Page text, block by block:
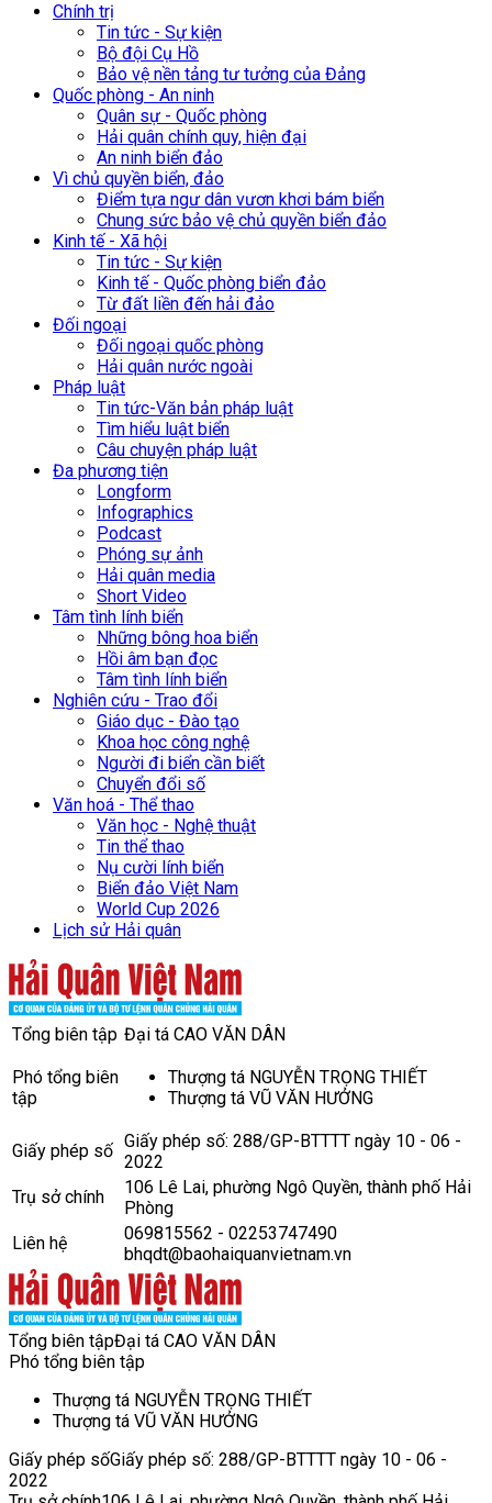
Chính trị
Tin tức - Sự kiện
Bộ đội Cụ Hồ
Bảo vệ nền tảng tư tưởng của Đảng
Quốc phòng - An ninh
Quân sự - Quốc phòng
Hải quân chính quy, hiện đại
An ninh biển đảo
Vì chủ quyền biển, đảo
Điểm tựa ngư dân vươn khơi bám biển
Chung sức bảo vệ chủ quyền biển đảo
Kinh tế - Xã hội
Tin tức - Sự kiện
Kinh tế - Quốc phòng biển đảo
Từ đất liền đến hải đảo
Đối ngoại
Đối ngoại quốc phòng
Hải quân nước ngoài
Pháp luật
Tin tức-Văn bản pháp luật
Tìm hiểu luật biển
Câu chuyện pháp luật
Đa phương tiện
Longform
Infographics
Podcast
Phóng sự ảnh
Hải quân media
Short Video
Tâm tình lính biển
Những bông hoa biển
Hồi âm bạn đọc
Tâm tình lính biển
Nghiên cứu - Trao đổi
Giáo dục - Đào tạo
Khoa học công nghệ
Người đi biển cần biết
Chuyển đổi số
Văn hoá - Thể thao
Văn học - Nghệ thuật
Tin thể thao
Nụ cười lính biển
Biển đảo Việt Nam
World Cup 2026
Lịch sử Hải quân
Tổng biên tập Đại tá CAO VĂN DÂN
Phó tổng biên
tập
Thượng tá NGUYỄN TRỌNG THIẾT
Thượng tá VŨ VĂN HƯỞNG
Giấy phép số Giấy phép số: 288/GP-BTTTT ngày 10 - 06 -
2022
Trụ sở chính
106 Lê Lai, phường Ngô Quyền, thành phố Hải
Phòng
Liên hệ
069815562 - 02253747490
bhqdt@baohaiquanvietnam.vn
Tổng biên tậpĐại tá CAO VĂN DÂN
Phó tổng biên tập
Thượng tá NGUYỄN TRỌNG THIẾT
Thượng tá VŨ VĂN HƯỞNG
Giấy phép sốGiấy phép số: 288/GP-BTTTT ngày 10 - 06 -
2022